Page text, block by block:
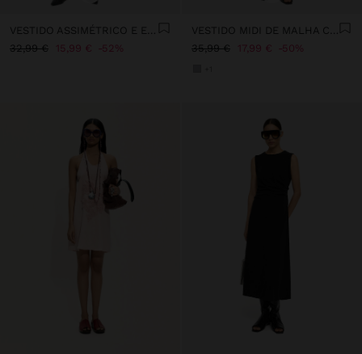
32,99 €
15,99 € 52%
35,99 €
17,99 € 50%